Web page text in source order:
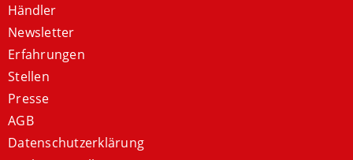
Händler
Newsletter
Erfahrungen
Stellen
Presse
AGB
Datenschutzerklärung